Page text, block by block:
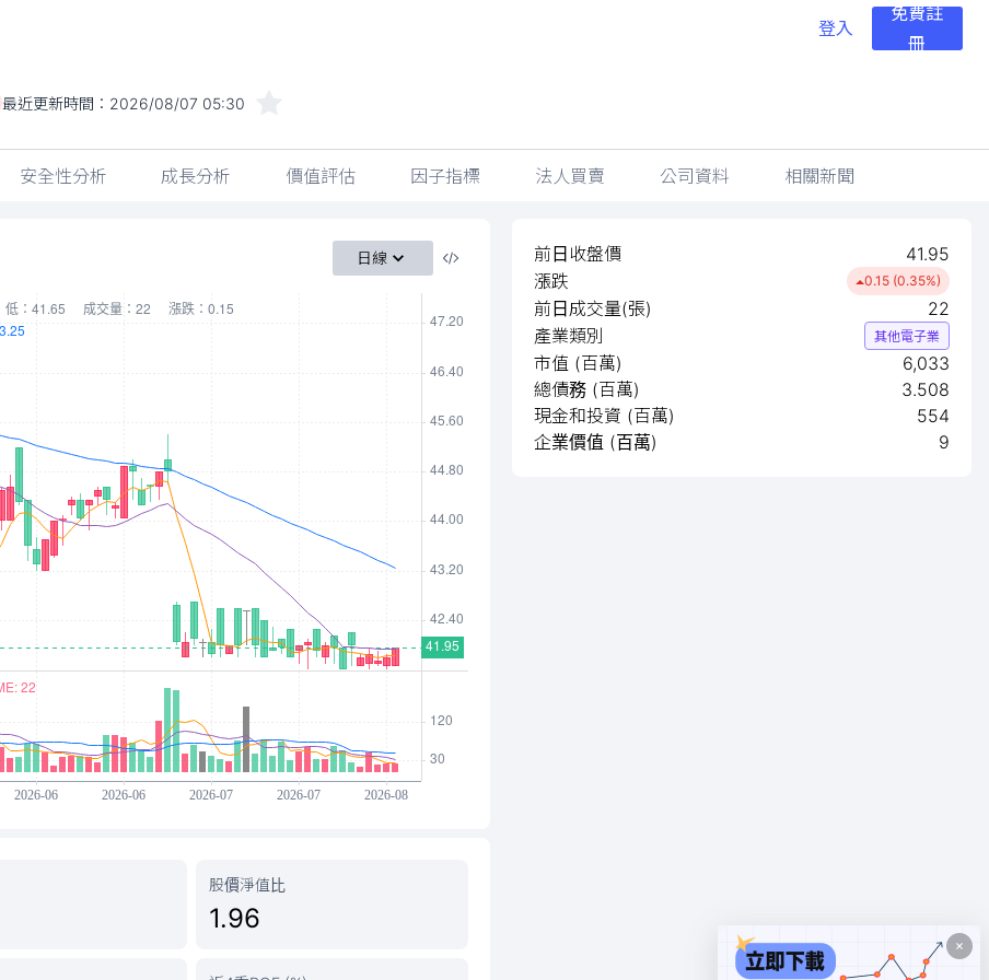
登入
免費註
冊
最近更新時間： 2026/08/07 05:30
安全性分析 成長分析 價值評估 因子指標 法人買賣 公司資料 相關新聞
日線
股價淨值比
1.96
前日收盤價
41.95
漲跌
0.15 (0.35%)
前日成交量(張)
22
產業類別
其他電子業
市值 (百萬)
6,033
總債務 (百萬)
3.508
現金和投資 (百萬)
554
企業價值 (百萬)
9